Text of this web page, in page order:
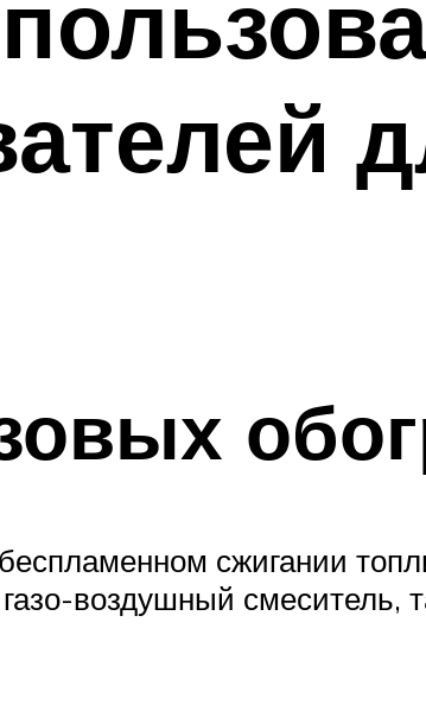
сжигании
воздушный смеситель,